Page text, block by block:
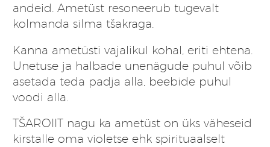
andeid. Ametüst resoneerub tugevalt
kolmanda silma tšakraga.
Kanna ametüsti vajalikul kohal, eriti ehtena.
Unetuse ja halbade unenägude puhul võib
asetada teda padja alla, beebide puhul
voodi alla.
TŠAROIIT nagu ka ametüst on üks väheseid
kirstalle oma violetse ehk spirituaalselt